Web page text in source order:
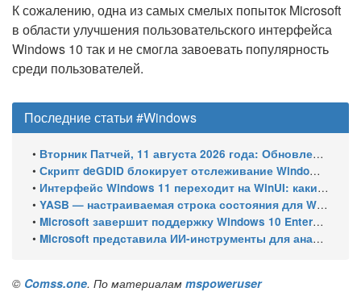
К сожалению, одна из самых смелых попыток Microsoft
в области улучшения пользовательского интерфейса
Windows 10 так и не смогла завоевать популярность
среди пользователей.
Последние статьи #Windows
• Вторник Патчей, 11 августа 2026 года: Обновления безопасности для Windows 11 (включая KB5121003), ESU-обновления для Windows 10
• Скрипт deGDID блокирует отслеживание Windows по глобальному идентификатору устройства
• Интерфейс Windows 11 переходит на WinUI: какие системные элементы обновит Microsoft
• YASB — настраиваемая строка состояния для Windows с виджетами и поддержкой нескольких мониторов
• Microsoft завершит поддержку Windows 10 Enterprise LTSC 2021 в январе 2027 года. ESU продлят обновления до января 2030 года
• Microsoft представила ИИ-инструменты для анализа производительности Windows: ETW MCP и WPA MCP
© Comss.one. По материалам mspoweruser